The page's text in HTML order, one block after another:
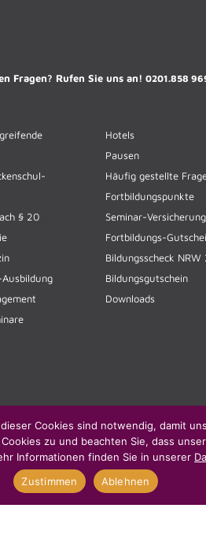
Fragen? Rufen Sie uns an! 0201.858
§ 20
Hotels
Pausen
Häufig gestellte
Fortbildungspunkte
Seminar-Versicherung
Fortbildungs-
Bildungsscheck NRW
Bildungsgutschein
Downloads
Cookies sind notwendig, damit
zu und beachten Sie, dass
Informationen finden Sie in unserer
Zustimmen
Ablehnen